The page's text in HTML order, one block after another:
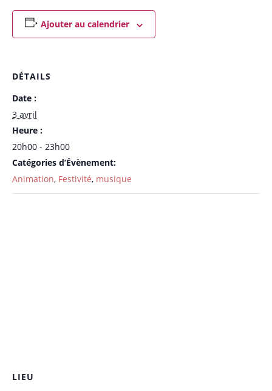
Ajouter au calendrier
DÉTAILS
Date :
3 avril
Heure :
20h00 - 23h00
Catégories d’Évènement:
Animation, Festivité, musique
LIEU